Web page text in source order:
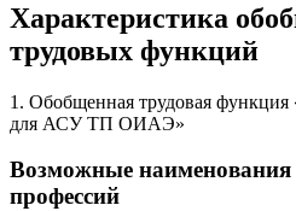
Характеристика
трудовых функций
1. Обобщенная трудовая функция
для АСУ ТП ОИАЭ»
Возможные наименования
профессий